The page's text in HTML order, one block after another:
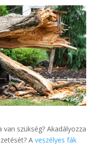
szükség? Akadályozza
A veszélyes fák